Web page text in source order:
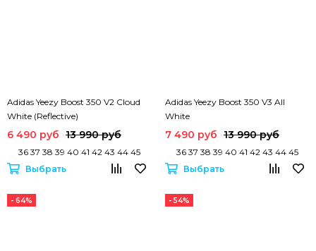
Adidas Yeezy Boost 350 V2 Cloud
White (Reflective)
6 490 руб 13 990 руб
36 37 38 39 40 41 42 43 44 45
Выбрать
Adidas Yeezy Boost 350 V3 All
White
7 490 руб 13 990 руб
36 37 38 39 40 41 42 43 44 45
Выбрать
- 64% - 54%